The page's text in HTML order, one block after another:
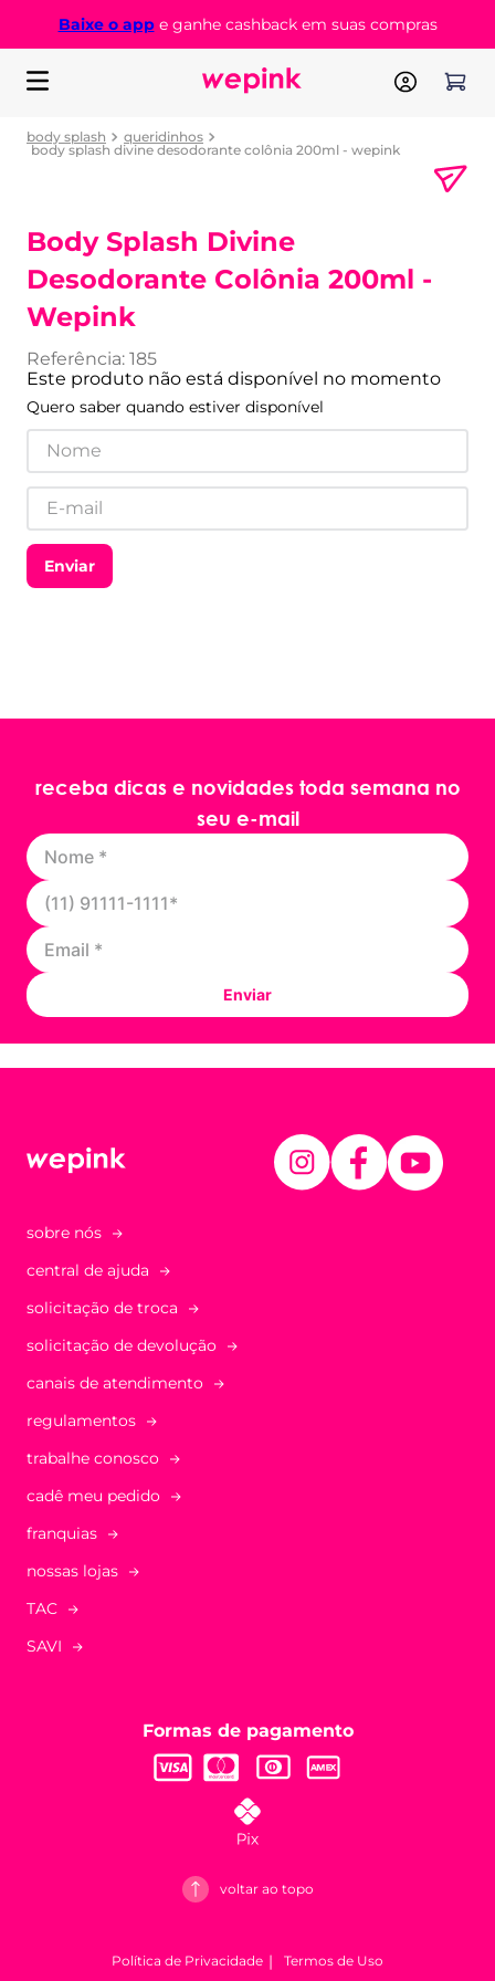
Baixe o appe ganhe cashback em suas compras
body splash
queridinhos
body splash divine desodorante colônia 200ml - wepink
Body Splash Divine
Desodorante Colônia 200ml -
Wepink
Referência: 185
Este produto não está disponível no momento
Quero saber quando estiver disponível
Enviar
receba dicas e novidades toda semana no
seu e-mail
Enviar
sobre nós
central de ajuda
solicitação de troca
solicitação de devolução
canais de atendimento
regulamentos
trabalhe conosco
cadê meu pedido
franquias
nossas lojas
TAC
SAVI
Formas de pagamento
voltar ao topo
Política de Privacidade Termos de Uso